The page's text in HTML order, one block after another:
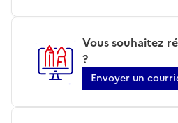
Vous souhaitez
?
Envoyer un